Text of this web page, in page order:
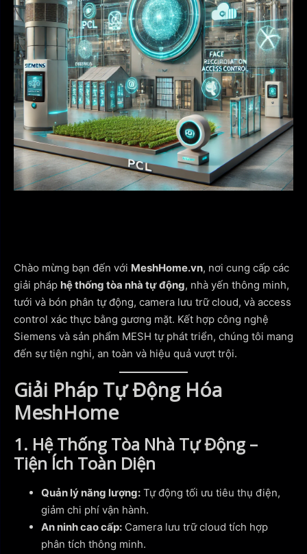
Chào mừng bạn đến với MeshHome.vn, nơi cung cấp các
giải pháp hệ thống tòa nhà tự động, nhà yến thông minh,
tưới và bón phân tự động, camera lưu trữ cloud, và access
control xác thực bằng gương mặt. Kết hợp công nghệ
Siemens và sản phẩm MESH tự phát triển, chúng tôi mang
đến sự tiện nghi, an toàn và hiệu quả vượt trội.
Giải Pháp Tự Động Hóa
MeshHome
1. Hệ Thống Tòa Nhà Tự Động –
Tiện Ích Toàn Diện
Quản lý năng lượng: Tự động tối ưu tiêu thụ điện,
giảm chi phí vận hành.
An ninh cao cấp: Camera lưu trữ cloud tích hợp
phân tích thông minh.